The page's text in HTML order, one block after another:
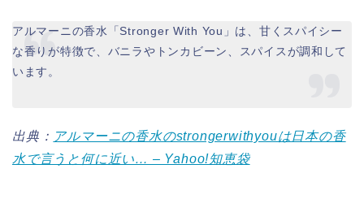
アルマーニの香水「Stronger With You」は、甘くスパイシー
な香りが特徴で、バニラやトンカビーン、スパイスが調和して
います。
出典： アルマーニの香水のstrongerwithyouは日本の香
水で言うと何に近い… – Yahoo!知恵袋